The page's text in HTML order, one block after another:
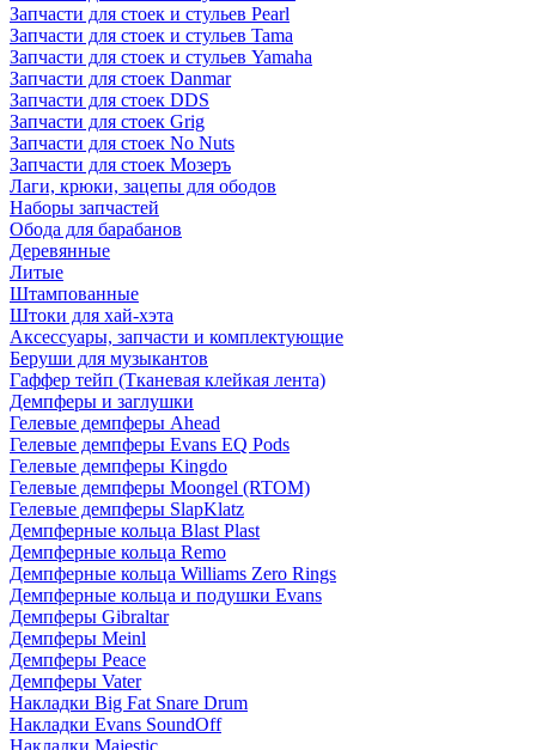
Запчасти для стоек и стульев Pearl
Запчасти для стоек и стульев Tama
Запчасти для стоек и стульев Yamaha
Запчасти для стоек Danmar
Запчасти для стоек DDS
Запчасти для стоек Grig
Запчасти для стоек No Nuts
Запчасти для стоек Мозеръ
Лаги, крюки, зацепы для ободов
Наборы запчастей
Обода для барабанов
Деревянные
Литые
Штампованные
Штоки для хай-хэта
Аксессуары, запчасти и комплектующие
Беруши для музыкантов
Гаффер тейп (Тканевая клейкая лента)
Демпферы и заглушки
Гелевые демпферы Ahead
Гелевые демпферы Evans EQ Pods
Гелевые демпферы Kingdo
Гелевые демпферы Moongel (RTOM)
Гелевые демпферы SlapKlatz
Демпферные кольца Blast Plast
Демпферные кольца Remo
Демпферные кольца Williams Zero Rings
Демпферные кольца и подушки Evans
Демпферы Gibraltar
Демпферы Meinl
Демпферы Peace
Демпферы Vater
Накладки Big Fat Snare Drum
Накладки Evans SoundOff
Накладки Majestic